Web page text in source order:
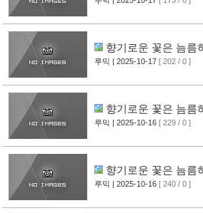
향기로운 꽃은 늠름
루믹 | 2025-10-17 [ 202 / 0 ]
향기로운 꽃은 늠름
루믹 | 2025-10-16 [ 229 / 0 ]
향기로운 꽃은 늠름
루믹 | 2025-10-16 [ 240 / 0 ]